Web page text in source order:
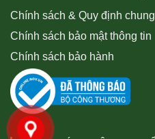
Chính sách & Quy định chung
Chính sách bảo mật thông tin
Chính sách bảo hành